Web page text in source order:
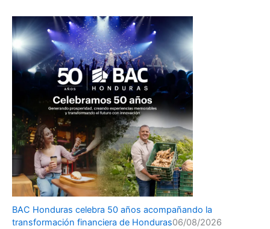
BAC Honduras celebra 50 años acompañando la
transformación financiera de Honduras06/08/2026